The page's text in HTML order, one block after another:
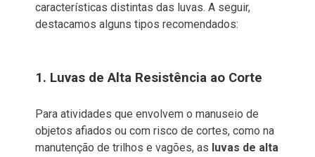
características distintas das luvas. A seguir,
destacamos alguns tipos recomendados:
1. Luvas de Alta Resistência ao Corte
Para atividades que envolvem o manuseio de
objetos afiados ou com risco de cortes, como na
manutenção de trilhos e vagões, as luvas de alta